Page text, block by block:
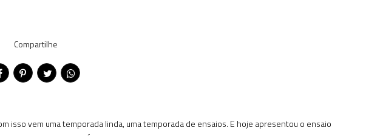
Compartilhe
isso vem uma temporada linda, uma temporada de ensaios. E hoje apresentou o ensaio